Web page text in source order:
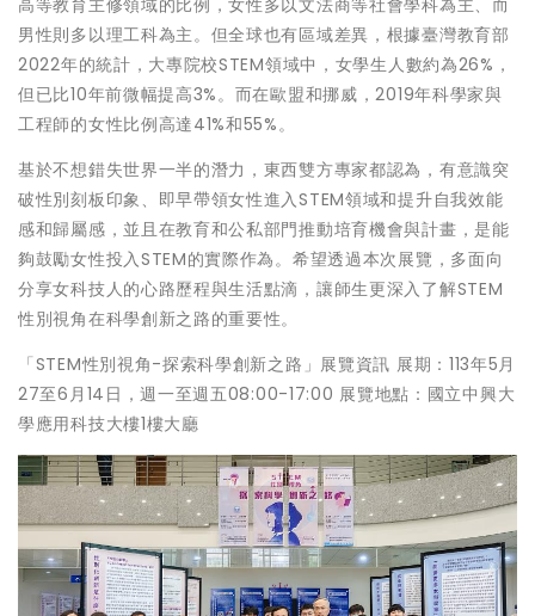
男性則多以理工科為主。但全球也有區域差異，根據臺灣教育部
2022年的統計，大專院校STEM領域中，女學生人數約為26%，
但已比10年前微幅提高3%。而在歐盟和挪威，2019年科學家與
工程師的女性比例高達41%和55%。
基於不想錯失世界一半的潛力，東西雙方專家都認為，有意識突
破性別刻板印象、即早帶領女性進入STEM領域和提升自我效能
感和歸屬感，並且在教育和公私部門推動培育機會與計畫，是能
夠鼓勵女性投入STEM的實際作為。希望透過本次展覽，多面向
分享女科技人的心路歷程與生活點滴，讓師生更深入了解STEM
性別視角在科學創新之路的重要性。
「STEM性別視角-探索科學創新之路」展覽資訊 展期：113年5月
27至6月14日，週一至週五08:00-17:00 展覽地點：國立中興大
學應用科技大樓1樓大廳